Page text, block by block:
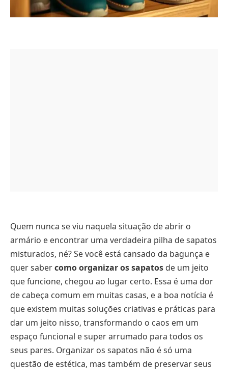
Quem nunca se viu naquela situação de abrir o
armário e encontrar uma verdadeira pilha de sapatos
misturados, né? Se você está cansado da bagunça e
quer sabercomo organizar os sapatos de um jeito
que funcione, chegou ao lugar certo. Essa é uma dor
de cabeça comum em muitas casas, e a boa notícia é
que existem muitas soluções criativas e práticas para
dar um jeito nisso, transformando o caos em um
espaço funcional e super arrumado para todos os
seus pares. Organizar os sapatos não é só uma
questão de estética, mas também de preservar seus